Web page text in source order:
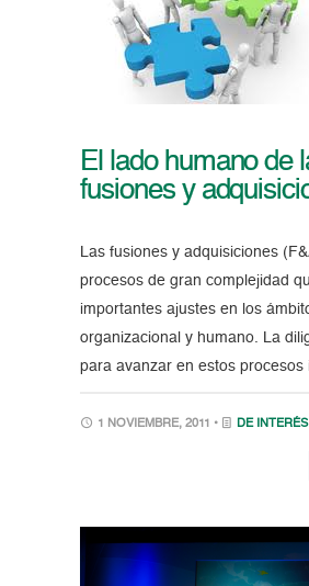
El lado humano de
fusiones y
Las fusiones y adquisiciones
procesos de gran complejidad
importantes ajustes en los
organizacional y humano. La
para avanzar en estos procesos
1 NOVIEMBRE, 2011 • DE INTERÉS